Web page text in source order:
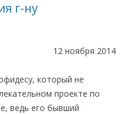
г-ну
12 ноября 2014
который не
проекте по
ведь его бывший